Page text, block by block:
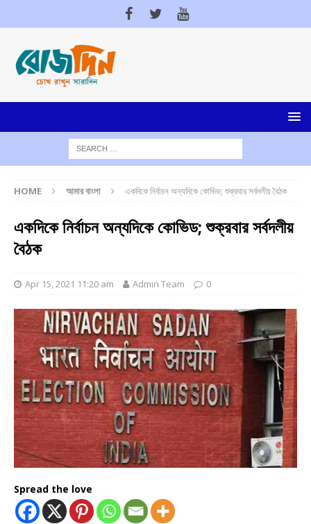
HOME আমার বাংলা একদিকে নির্বাচন অন্যদিকে কোভিড; শুক্রবার সর্বদলীয় বৈঠক
একদিকে নির্বাচন অন্যদিকে কোভিড; শুক্রবার সর্বদলীয়
বৈঠক
Apr 15, 2021 11:20 am Admin Team 0
Spread the love